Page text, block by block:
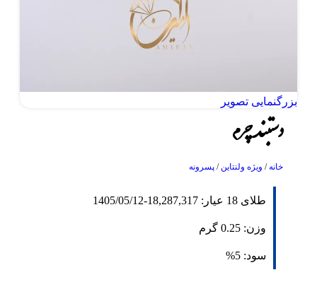
بزرگنمایی تصویر
دستبند چرم
خانه/ ویژه ولنتاین/ پسرونه
طلای 18 عیار: 18,287,317
-
1405/05/12
وزن: 0.25 گرم
سود: 5%